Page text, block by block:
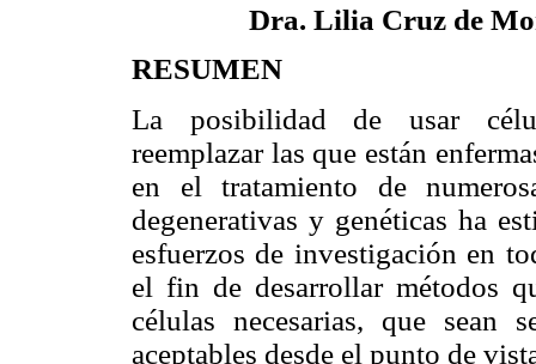
Dra. Lilia Cruz de
RESUMEN
La posibilidad de usar
reemplazar las que están
en el tratamiento de
degenerativas y genéticas ha
esfuerzos de investigación en
el fin de desarrollar métodos
células necesarias, que sean
aceptables desde el punto de